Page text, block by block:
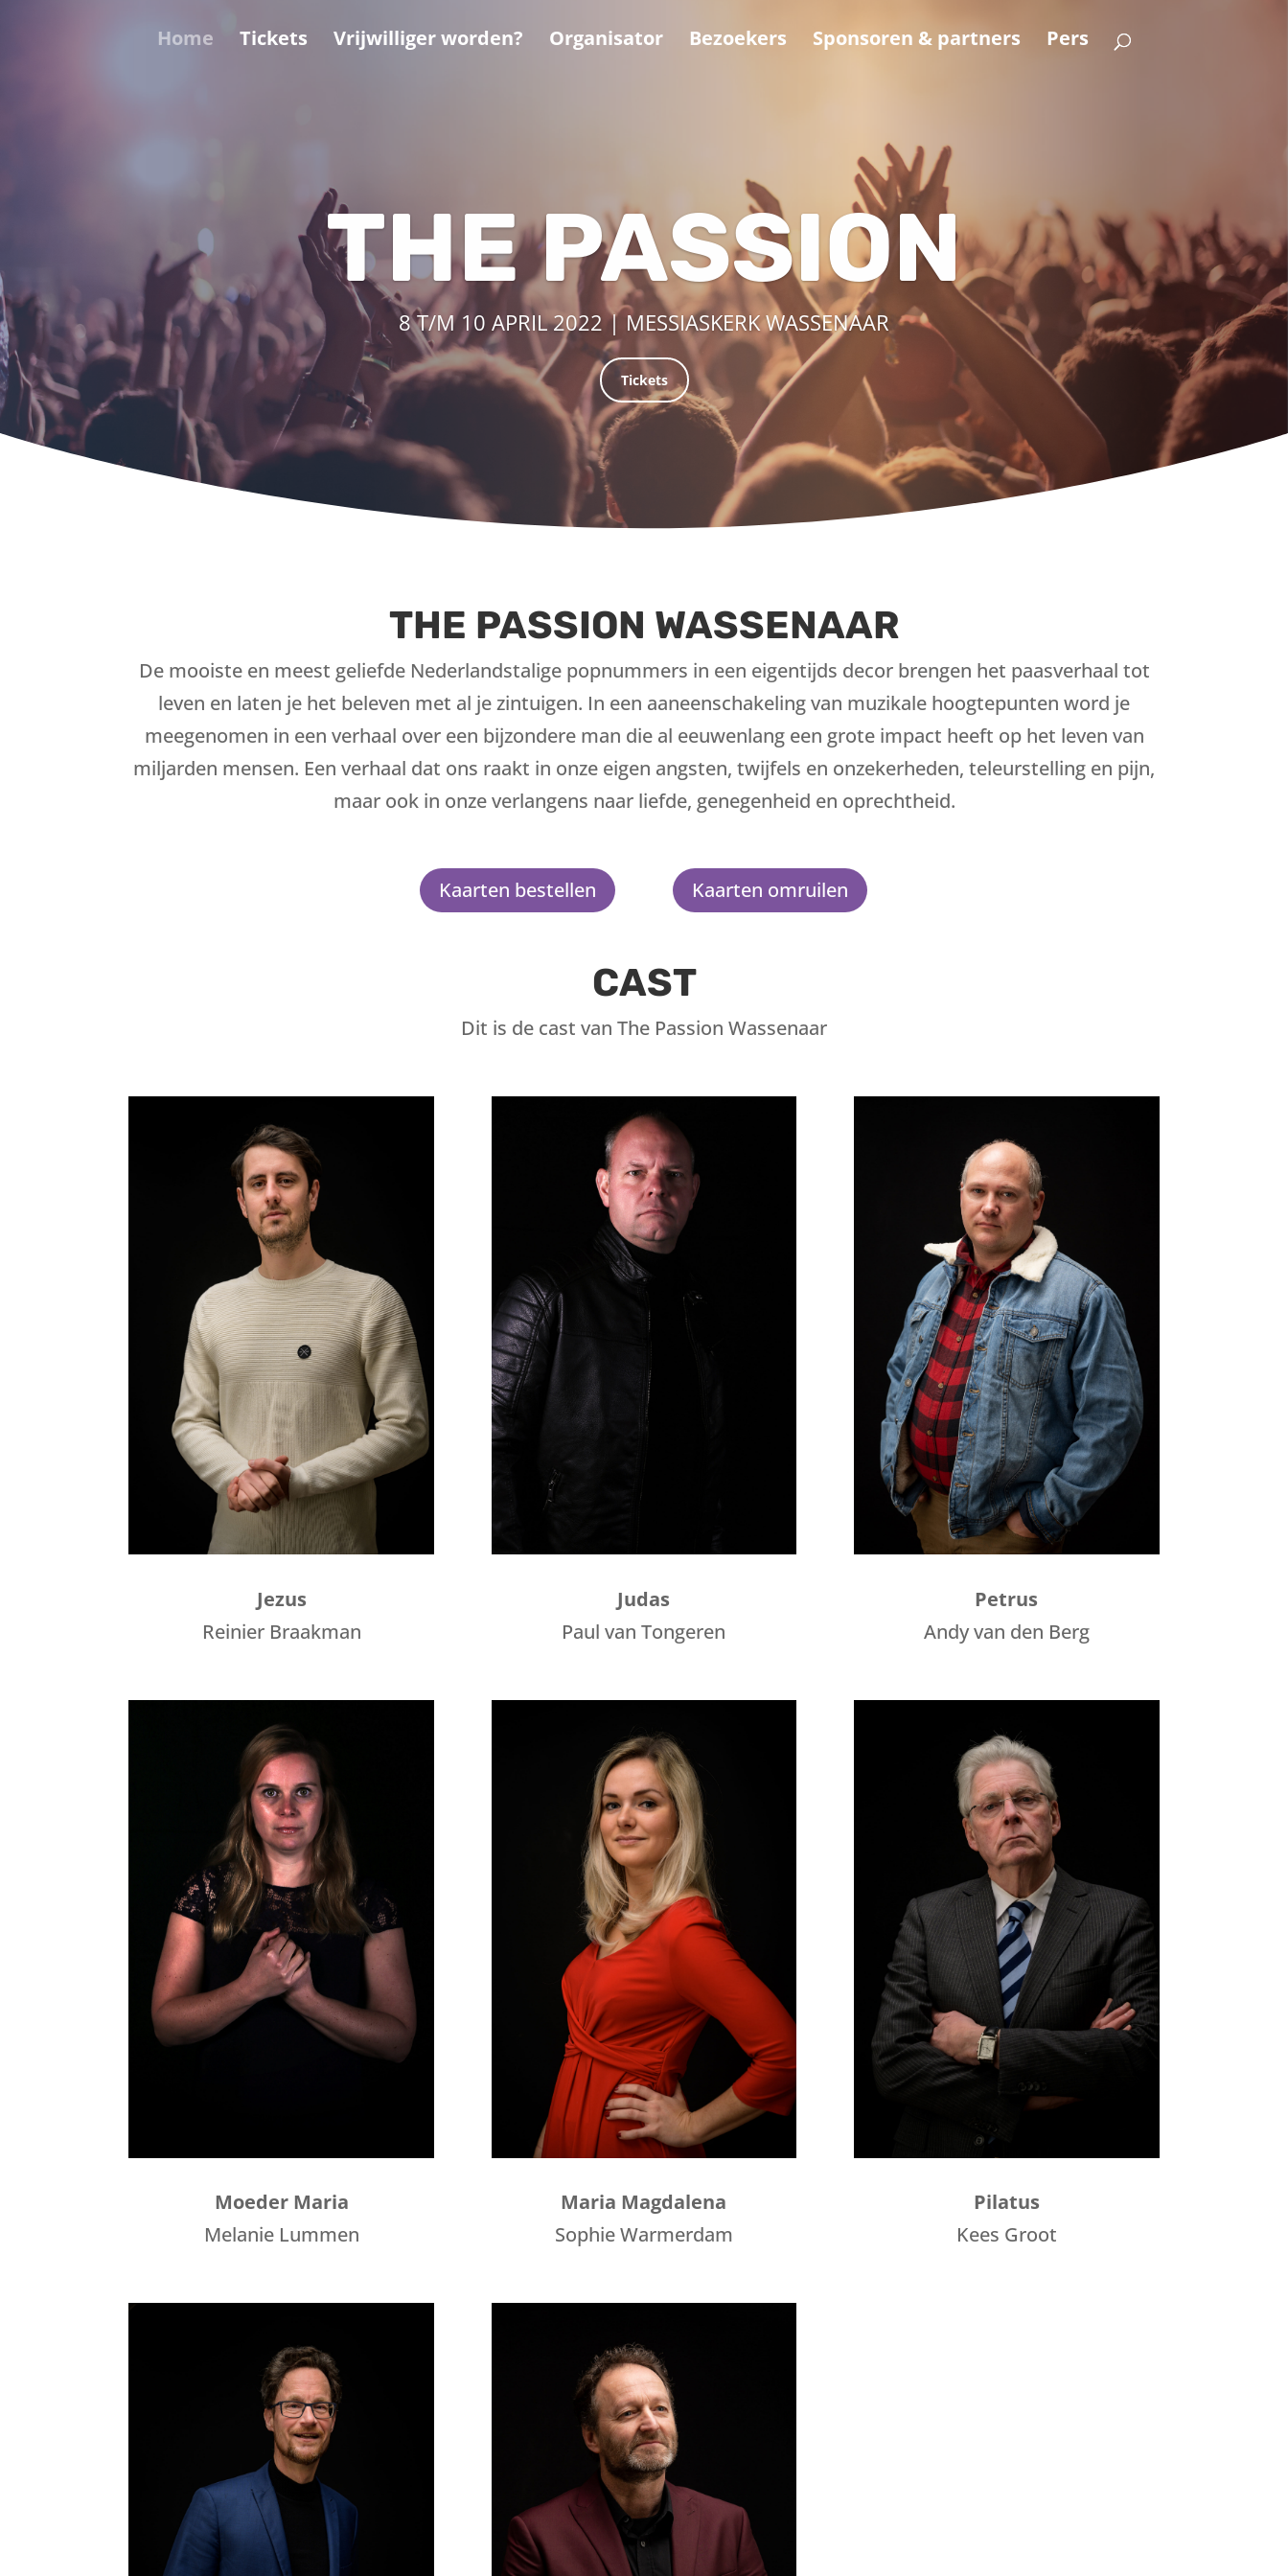
Home Tickets Vrijwilliger worden? Organisator Bezoekers Sponsoren & partners Pers
THE PASSION
8 T/M 10 APRIL 2022 | MESSIASKERK WASSENAAR
Tickets
THE PASSION WASSENAAR
De mooiste en meest geliefde Nederlandstalige popnummers in een eigentijds decor brengen het paasverhaal tot
leven en laten je het beleven met al je zintuigen. In een aaneenschakeling van muzikale hoogtepunten word je
meegenomen in een verhaal over een bijzondere man die al eeuwenlang een grote impact heeft op het leven van
miljarden mensen. Een verhaal dat ons raakt in onze eigen angsten, twijfels en onzekerheden, teleurstelling en pijn,
maar ook in onze verlangens naar liefde, genegenheid en oprechtheid.
Kaarten bestellen Kaarten omruilen
CAST
Dit is de cast van The Passion Wassenaar
Jezus
Reinier Braakman
Judas
Paul van Tongeren
Petrus
Andy van den Berg
Moeder Maria
Melanie Lummen
Maria Magdalena
Sophie Warmerdam
Pilatus
Kees Groot